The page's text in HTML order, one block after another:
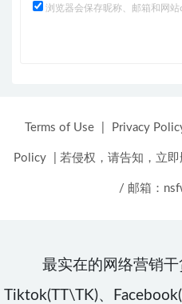
浏览器会保存昵称、邮箱和网站
Terms of Use Privacy
Policy 若侵权，请告知，立即
/ 邮箱：
最实在的网络营销
Tiktok(TT\TK)、